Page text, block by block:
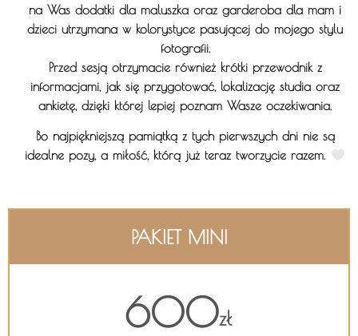
na Was dodatki dla maluszka oraz garderoba dla mam i
dzieci utrzymana w kolorystyce pasującej do mojego stylu
fotografii.
Przed sesją otrzymacie również krótki przewodnik z
informacjami, jak się przygotować, lokalizację studia oraz
ankietę, dzięki której lepiej poznam Wasze oczekiwania.
Bo najpiękniejszą pamiątką z tych pierwszych dni nie są
idealne pozy, a miłość, którą już teraz tworzycie razem.
PAKIET MINI
600zł